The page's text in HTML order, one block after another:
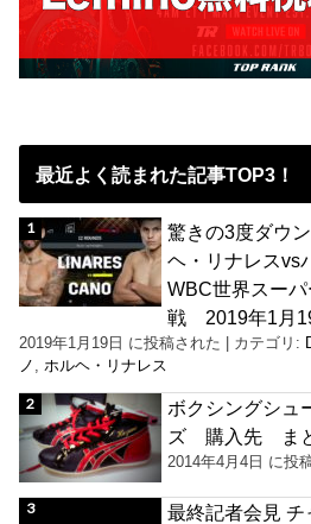
最近よく読まれた記事TOP3！
驚きの3度ダウ
ヘ・リナレスvs
WBC世界スー
戦 2019年1月
2019年1月19日 に投稿された カテゴリ:
ノ ,ホルヘ・リナレス
ボクシングシ
ズ 購入先 ま
2014年4月4日 に投
最終記者会見